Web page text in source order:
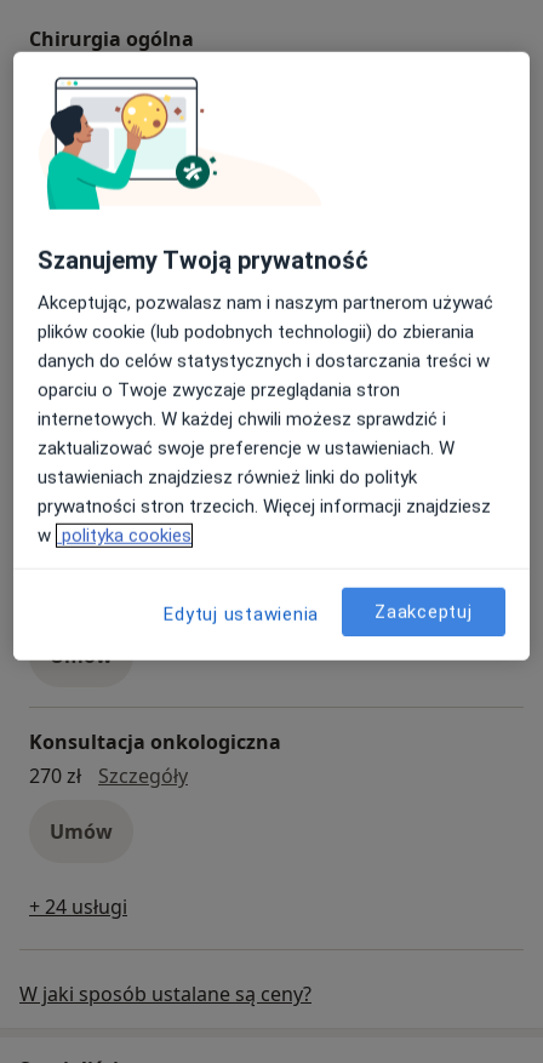
Chirurgia ogólna
Od 200 zł
Szczegóły
Umów
Konsultacja chirurgiczna
Od 150 zł
Szczegóły Konsultacja chirurgiczna
Umów
Konsultacja pulmonologiczna
Od 150 zł
SzczegółyKonsultacja pulmonologiczna
Umów
Szczegóły konsultacja neurochirurgiczna
Umów
Konsultacja onkologiczna
270 zł
Szczegółykonsultacja onkologiczna
Umów
+ 24 usługi
W jaki sposób ustalane są ceny?
Szanujemy Twoją prywatność
Akceptując, pozwalasz nam i naszym partnerom używać
plików cookie (lub podobnych technologii) do zbierania
danych do celów statystycznych i dostarczania treści w
oparciu o Twoje zwyczaje przeglądania stron
internetowych. W każdej chwili możesz sprawdzić i
zaktualizować swoje preferencje w ustawieniach. W
ustawieniach znajdziesz również linki do polityk
prywatności stron trzecich. Więcej informacji znajdziesz
w polityka cookies
Edytuj ustawienia Zaakceptuj